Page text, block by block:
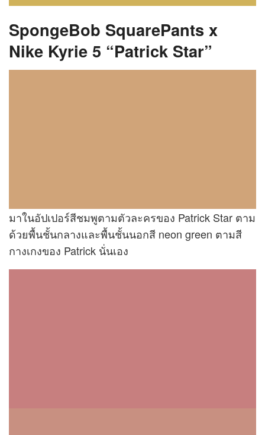
SpongeBob SquarePants x
Nike Kyrie 5 “Patrick Star”
มาในอัปเปอร์สีชมพูตามตัวละครของ Patrick Star ตาม
ด้วยพื้นชั้นกลางและพื้นชั้นนอกสี neon green ตามสี
กางเกงของ Patrick นั่นเอง